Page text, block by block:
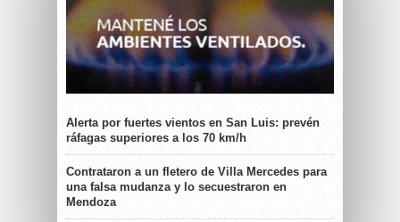
Alerta por fuertes vientos en San Luis: prevén
ráfagas superiores a los 70 km/h
Contrataron a un fletero de Villa Mercedes para
una falsa mudanza y lo secuestraron en
Mendoza